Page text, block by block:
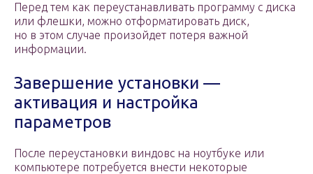
Перед тем как переустанавливать программу с диска
или флешки, можно отформатировать диск,
но в этом случае произойдет потеря важной
информации.
Завершение установки —
активация и настройка
параметров
После переустановки виндовс на ноутбуке или
компьютере потребуется внести некоторые